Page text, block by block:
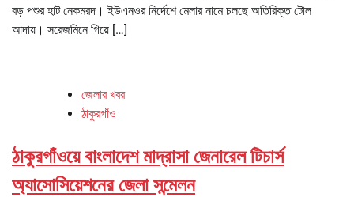
বড় পশুর হাট নেকমরদ। ইউএনওর নির্দেশে মেলার নামে চলছে অতিরিক্ত টোল
আদায়। সরেজমিনে গিয়ে […]
জেলার খবর
ঠাকুরগাঁও
ঠাকুরগাঁওয়ে বাংলাদেশ মাদ্রাসা জেনারেল টিচার্স
অ্যাসোসিয়েশনের জেলা সন্মেলন